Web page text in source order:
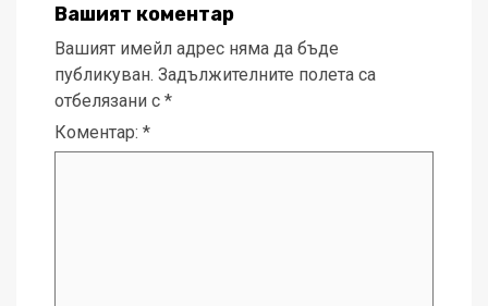
Вашият коментар
Вашият имейл адрес няма да бъде
публикуван. Задължителните полета са
отбелязани с *
Коментар: *